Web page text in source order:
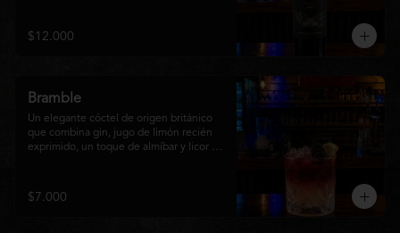
$12.000
Bramble
Un elegante cóctel de origen británico
que combina gin, jugo de limón recién
exprimido, un toque de almíbar y licor de
dulzor y acidez, es una opción sofisticada
para disfrutar en cualquier momento y
$7.000